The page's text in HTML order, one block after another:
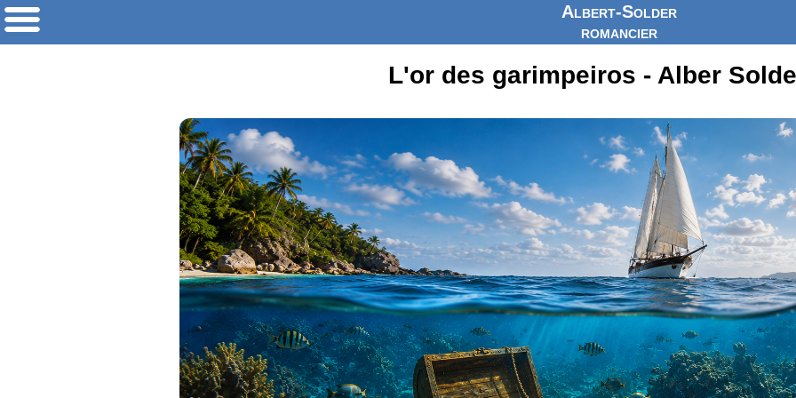
Albert-Solder
romancier
L'or des garimpeiros - Alber